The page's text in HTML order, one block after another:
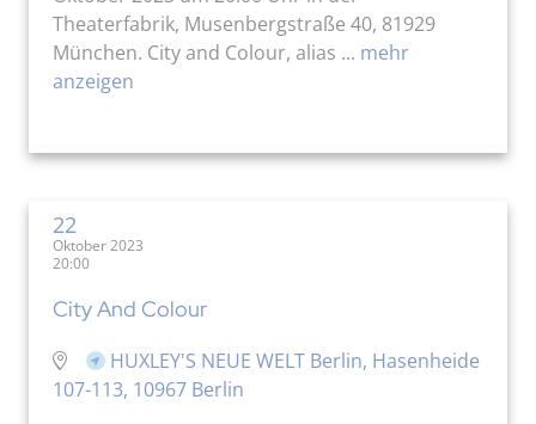
Theaterfabrik, Musenbergstraße 40, 81929
München. City and Colour, alias ... mehr
anzeigen
22
Oktober 2023
20:00
City And Colour
HUXLEY'S NEUE WELT Berlin, Hasenheide
107-113, 10967 Berlin